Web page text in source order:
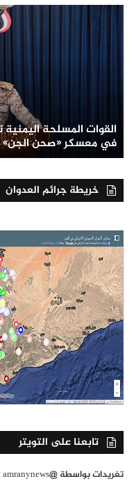
القوات المسلحة
في معسكر «صحن الجن»
خريطة جرائم العدوان
تابعنا على التويتر
تغريدات بواسطة @amranynews